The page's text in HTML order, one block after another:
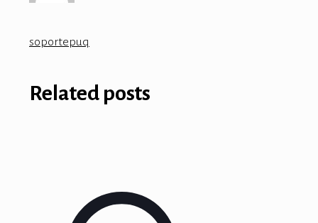
soportepuq
Related posts